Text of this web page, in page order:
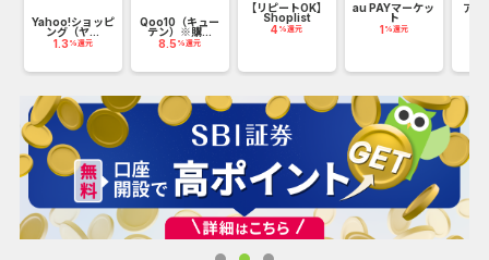
Yahoo!ショッピ
ング（ヤ...
1.3 %還元
Qoo10（キュー
テン）※購...
8.5 %還元
【リピートOK】
Shoplist
4 %還元
au PAYマーケッ
ト
1 %還元
アニ